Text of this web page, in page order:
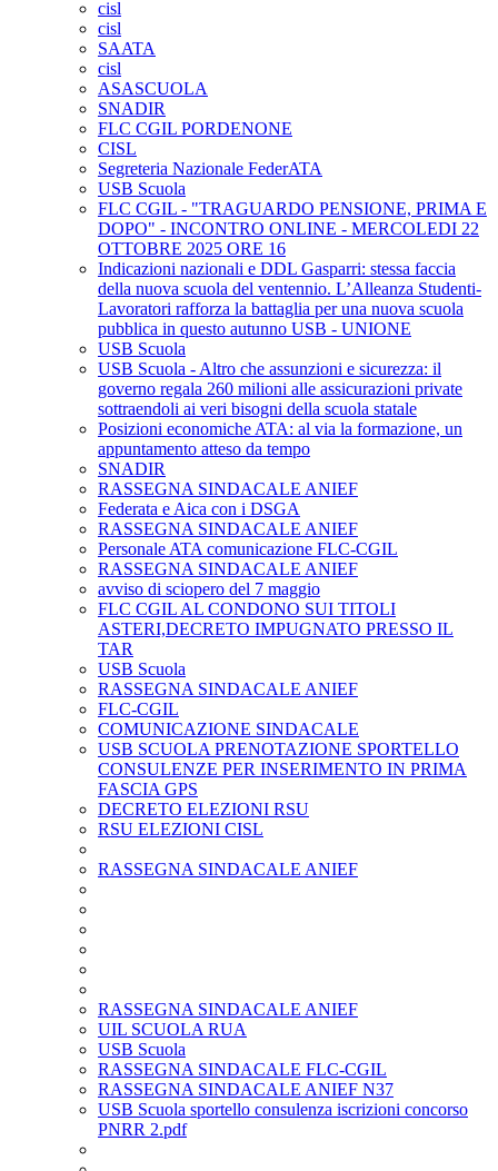
cisl
cisl
SAATA
cisl
ASASCUOLA
SNADIR
FLC CGIL PORDENONE
CISL
Segreteria Nazionale FederATA
USB Scuola
FLC CGIL - "TRAGUARDO PENSIONE, PRIMA E
DOPO" - INCONTRO ONLINE - MERCOLEDI 22
OTTOBRE 2025 ORE 16
Indicazioni nazionali e DDL Gasparri: stessa faccia
della nuova scuola del ventennio. L’Alleanza Studenti-
Lavoratori rafforza la battaglia per una nuova scuola
pubblica in questo autunno USB - UNIONE
USB Scuola
USB Scuola - Altro che assunzioni e sicurezza: il
governo regala 260 milioni alle assicurazioni private
sottraendoli ai veri bisogni della scuola statale
Posizioni economiche ATA: al via la formazione, un
appuntamento atteso da tempo
SNADIR
RASSEGNA SINDACALE ANIEF
Federata e Aica con i DSGA
RASSEGNA SINDACALE ANIEF
Personale ATA comunicazione FLC-CGIL
RASSEGNA SINDACALE ANIEF
avviso di sciopero del 7 maggio
FLC CGIL AL CONDONO SUI TITOLI
ASTERI,DECRETO IMPUGNATO PRESSO IL
TAR
USB Scuola
RASSEGNA SINDACALE ANIEF
FLC-CGIL
COMUNICAZIONE SINDACALE
USB SCUOLA PRENOTAZIONE SPORTELLO
CONSULENZE PER INSERIMENTO IN PRIMA
FASCIA GPS
DECRETO ELEZIONI RSU
RSU ELEZIONI CISL
RASSEGNA SINDACALE ANIEF
RASSEGNA SINDACALE ANIEF
UIL SCUOLA RUA
USB Scuola
RASSEGNA SINDACALE FLC-CGIL
RASSEGNA SINDACALE ANIEF N37
USB Scuola sportello consulenza iscrizioni concorso
PNRR 2.pdf